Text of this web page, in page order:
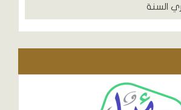
السنة